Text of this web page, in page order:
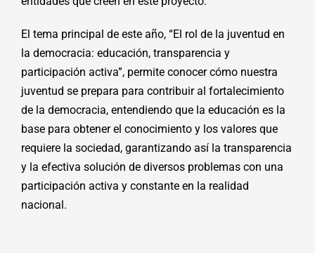
El tema principal de este año, “El rol de la juventud en
la democracia: educación, transparencia y
participación activa”, permite conocer cómo nuestra
juventud se prepara para contribuir al fortalecimiento
de la democracia, entendiendo que la educación es la
base para obtener el conocimiento y los valores que
requiere la sociedad, garantizando así la transparencia
y la efectiva solución de diversos problemas con una
participación activa y constante en la realidad
nacional.